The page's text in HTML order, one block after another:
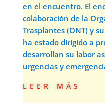
en el encuentro. El
colaboración de la
Trasplantes (ONT) y
ha estado dirigido a
desarrollan su labor
urgencias y
leer más